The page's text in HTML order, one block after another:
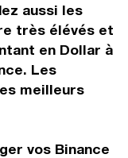
aussi les
très élévés et
en Dollar à
Les
meilleurs
vos Binance